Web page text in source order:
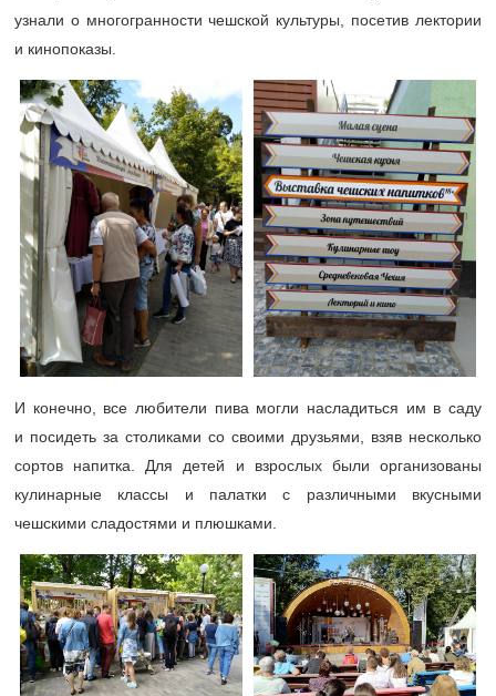
узнали о многогранности чешской культуры, посетив лектории
и кинопоказы.
И конечно, все любители пива могли насладиться им в саду
и посидеть за столиками со своими друзьями, взяв несколько
сортов напитка. Для детей и взрослых были организованы
кулинарные классы и палатки с различными вкусными
чешскими сладостями и плюшками.